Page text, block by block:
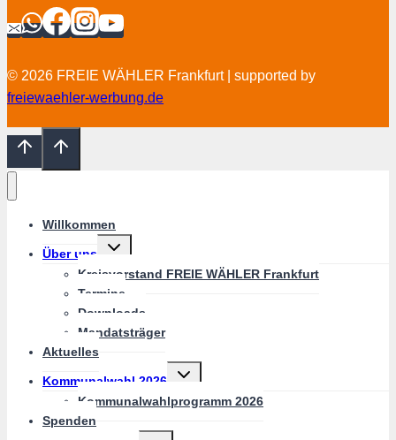
© 2026 FREIE WÄHLER Frankfurt | supported by
freiewaehler-werbung.de
Willkommen
Über uns
Untermenü
umschalten
Kreisvorstand FREIE WÄHLER Frankfurt
Termine
Downloads
Mandatsträger
Aktuelles
Kommunalwahl 2026
Untermenü
umschalten
Kommunalwahlprogramm 2026
Spenden